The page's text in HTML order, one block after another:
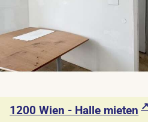
1200 Wien - Halle mieten